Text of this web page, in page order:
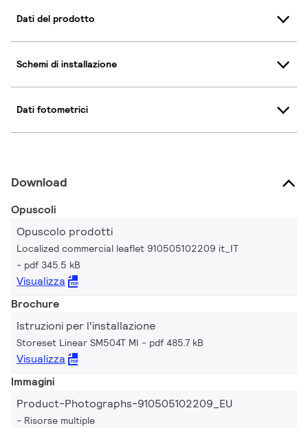
Dati del prodotto
Schemi di installazione
Dati fotometrici
Download
Opuscoli
Opuscolo prodotti
Localized commercial leaflet 910505102209 it_IT
pdf 345.5 kB
Visualizza
Brochure
Istruzioni per l'installazione
Storeset Linear SM504T MI pdf 485.7 kB
Visualizza
Immagini
Product-Photographs-910505102209_EU
Risorse multiple